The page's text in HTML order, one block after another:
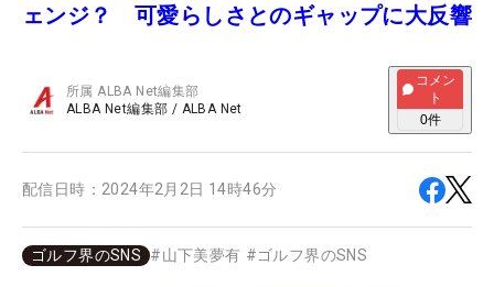
ェンジ？ 可愛らしさとのギャップに大反響
所属ALBA Net編集部
ALBA Net編集部 / ALBA Net
コメン
ト
0件
配信日時： 2024年2月2日 14時46分
ゴルフ界のSNS #山下美夢有 #ゴルフ界のSNS